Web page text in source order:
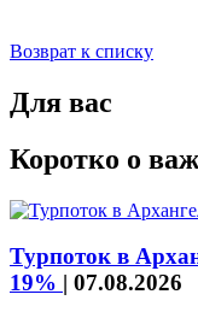
Возврат к списку
Для вас
Коротко о
Турпоток в
19% | 07.08.2026